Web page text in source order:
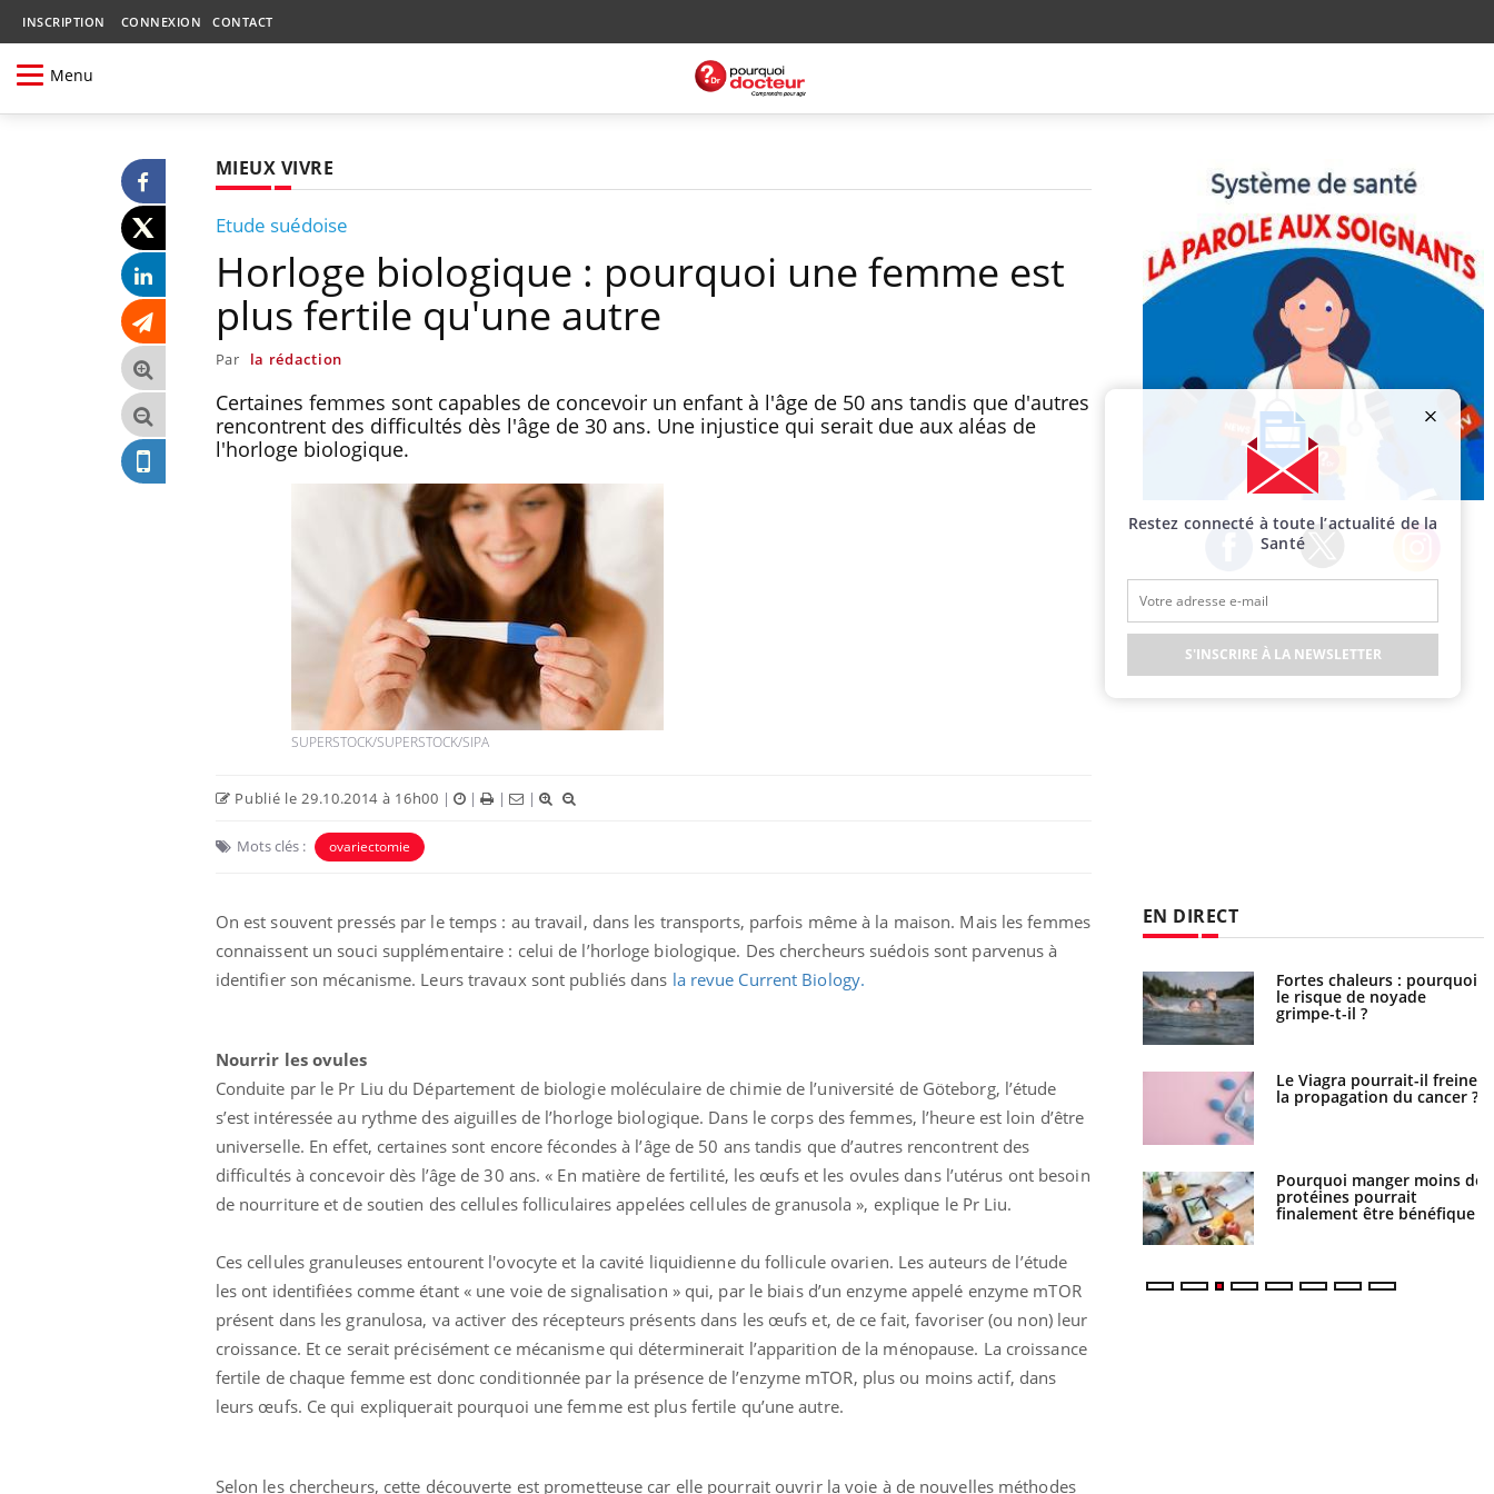
INSCRIPTION CONNEXION CONTACT
Menu
MIEUX VIVRE
Etude suédoise
Horloge biologique : pourquoi une femme est
plus fertile qu'une autre
Par la rédaction
Certaines femmes sont capables de concevoir un enfant à l'âge de 50 ans tandis que d'autres
rencontrent des difficultés dès l'âge de 30 ans. Une injustice qui serait due aux aléas de
l'horloge biologique.
SUPERSTOCK/SUPERSTOCK/SIPA
Publié le 29.10.2014 à 16h00 | | | |
Mots clés : ovariectomie
On est souvent pressés par le temps : au travail, dans les transports, parfois même à la maison. Mais les femmes
connaissent un souci supplémentaire : celui de l’horloge biologique. Des chercheurs suédois sont parvenus à
identifier son mécanisme. Leurs travaux sont publiés dans la revue Current Biology.
Nourrir les ovules
Conduite par le Pr Liu du Département de biologie moléculaire de chimie de l’université de Göteborg, l’étude
s’est intéressée au rythme des aiguilles de l’horloge biologique. Dans le corps des femmes, l’heure est loin d’être
universelle. En effet, certaines sont encore fécondes à l’âge de 50 ans tandis que d’autres rencontrent des
difficultés à concevoir dès l’âge de 30 ans. « En matière de fertilité, les œufs et les ovules dans l’utérus ont besoin
de nourriture et de soutien des cellules folliculaires appelées cellules de granusola », explique le Pr Liu.
Ces cellules granuleuses entourent l'ovocyte et la cavité liquidienne du follicule ovarien. Les auteurs de l’étude
les ont identifiées comme étant « une voie de signalisation » qui, par le biais d’un enzyme appelé enzyme mTOR
présent dans les granulosa, va activer des récepteurs présents dans les œufs et, de ce fait, favoriser (ou non) leur
croissance. Et ce serait précisément ce mécanisme qui déterminerait l’apparition de la ménopause. La croissance
fertile de chaque femme est donc conditionnée par la présence de l’enzyme mTOR, plus ou moins actif, dans
leurs œufs. Ce qui expliquerait pourquoi une femme est plus fertile qu’une autre.
Selon les chercheurs, cette découverte est prometteuse car elle pourrait ouvrir la voie à de nouvelles méthodes
Facebook Twitter Instagram
EN DIRECT
Chikungunya, dengue,
Les médicaments GLP-1
protègent-ils aussi les os ?
Cytomégalovirus : ce qui
change dans la prise en
charge des femmes
VIH : la fin du comprimé
tous les jours se profile-t-
elle enfin ?
Pourquoi votre ventre
gâche-t-il les premiers
jours de vos vacances ?
Fortes chaleurs : pourquoi
le risque de noyade
grimpe-t-il ?
Le Viagra pourrait-il freiner
la propagation du cancer ?
Pourquoi manger moins de
protéines pourrait
finalement être bénéfique
Restez connecté à toute l’actualité de la
Santé
S'INSCRIRE À LA NEWSLETTER